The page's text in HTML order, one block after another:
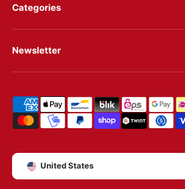
Categories
Newsletter
Shipping & payment methods
Country/Region
United States